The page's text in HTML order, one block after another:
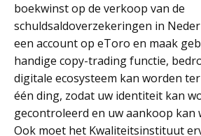
boekwinst op de verkoop van de
schuldsaldoverzekeringen in
een account op eToro en maak
handige copy-trading functie,
digitale ecosysteem kan worden
één ding, zodat uw identiteit kan
gecontroleerd en uw aankoop kan
Ook moet het Kwaliteitsinstituut